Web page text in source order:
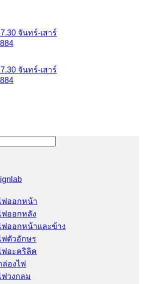
จันทร์-เสาร์
จันทร์-เสาร์
ฟออกหน้า
ฟออกหลัง
ฟออกหน้าและข้าง
ฟตัวอักษร
ฟอะคริลิค
ล่องไฟ
ฟวงกลม